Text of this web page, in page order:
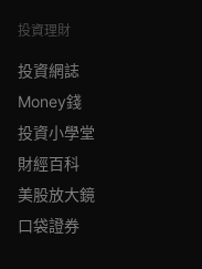
投資理財
投資網誌
Money錢
投資小學堂
財經百科
美股放大鏡
口袋證券